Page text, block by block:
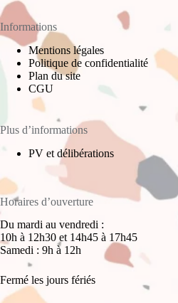
Informations
Mentions légales
Politique de confidentialité
Plan du site
CGU
Plus d’informations
PV et délibérations
Horaires d’ouverture
Du mardi au vendredi :
10h à 12h30 et 14h45 à 17h45
Samedi : 9h à 12h
Fermé les jours fériés